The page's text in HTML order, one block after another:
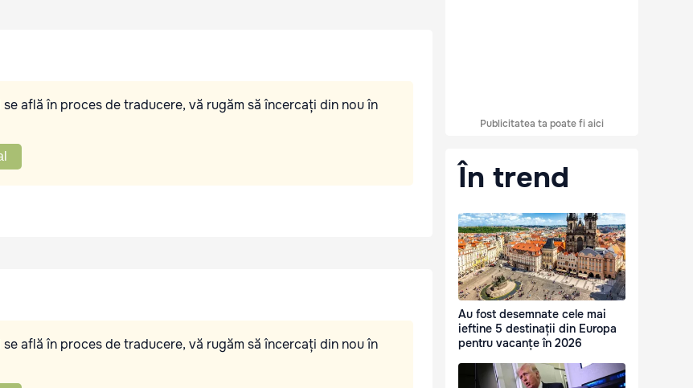
află în proces de traducere, vă rugăm să încercați din nou în
află în proces de traducere, vă rugăm să încercați din nou în
Publicitatea ta poate fi aici
În trend
Au fost desemnate cele mai
ieftine 5 destinații din Europa
pentru vacanțe în 2026